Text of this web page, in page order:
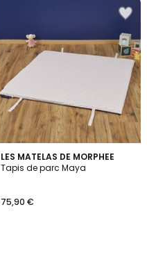
LES MATELAS DE MORPHEE
Tapis de parc Maya
75,90 €